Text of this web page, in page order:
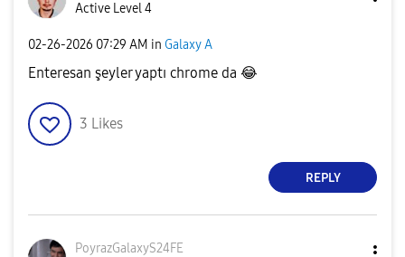
Active Level 4
‎02-26-2026 07:29 AM in Galaxy A
Enteresan şeyler yaptı chrome da 😂
3 Likes
REPLY
PoyrazGalaxyS24FE